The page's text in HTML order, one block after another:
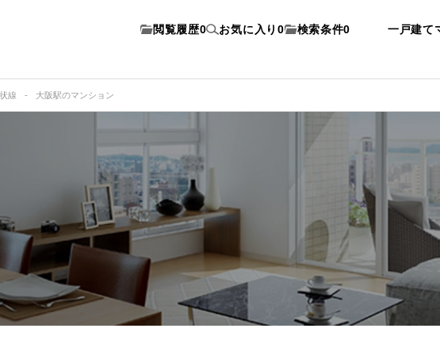
一戸建て
閲覧履歴0 お気に入り 0 検索条件0
線 大阪駅のマンション